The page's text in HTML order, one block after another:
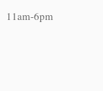
11am-6pm